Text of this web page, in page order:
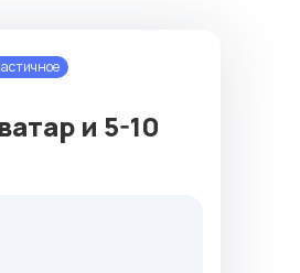
и 5-10